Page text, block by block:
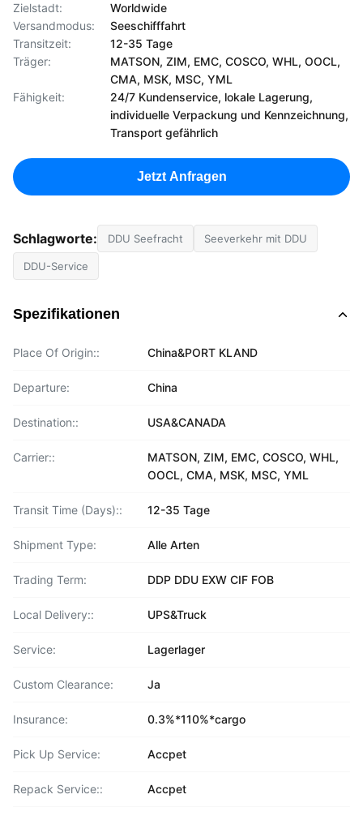
Zielstadt:
Worldwide
Versandmodus:
Seeschifffahrt
Transitzeit:
12-35 Tage
Träger:
MATSON, ZIM, EMC, COSCO, WHL, OOCL,
CMA, MSK, MSC, YML
Fähigkeit:
24/7 Kundenservice, lokale Lagerung,
individuelle Verpackung und Kennzeichnung,
Transport gefährlich
Jetzt Anfragen
Schlagworte: DDU Seefracht Seeverkehr mit DDU
DDU-Service
Spezifikationen
Place Of Origin:: China&PORT KLAND
Departure: China
Destination:: USA&CANADA
Carrier::
MATSON, ZIM, EMC, COSCO, WHL,
OOCL, CMA, MSK, MSC, YML
Transit Time (Days):: 12-35 Tage
Shipment Type: Alle Arten
Trading Term: DDP DDU EXW CIF FOB
Local Delivery:: UPS&Truck
Service: Lagerlager
Custom Clearance: Ja
Insurance: 0.3%*110%*cargo
Pick Up Service: Accpet
Repack Service:: Accpet